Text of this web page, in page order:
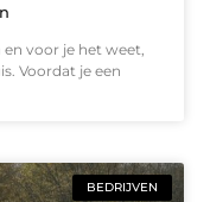
voor je het weet,
Voordat je een
BEDRIJVEN